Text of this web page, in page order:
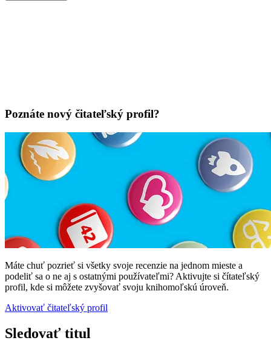
Poznáte nový čitateľský profil?
Máte chuť pozrieť si všetky svoje recenzie na jednom mieste a
podeliť sa o ne aj s ostatnými používateľmi? Aktivujte si čítateľský
profil, kde si môžete zvyšovať svoju knihomoľskú úroveň.
Aktivovať čitateľský profil
Sledovať titul